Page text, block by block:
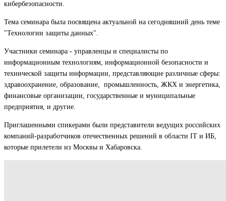
кибербезопасности.
Тема семинара была посвящена актуальной на сегодняшний день теме
"Технологии защиты данных".
Участники семинара - управленцы и специалисты по
информационным технологиям, информационной безопасности и
технической защиты информации, представляющие различные сферы:
здравоохранение, образование, промышленность, ЖКХ и энергетика,
финансовые организации, государственные и муниципальные
предприятия, и другие.
Приглашенными спикерами были представители ведущих российских
компаний-разработчиков отечественных решений в области IT и ИБ,
которые прилетели из Москвы и Хабаровска.